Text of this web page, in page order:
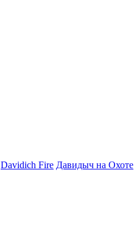
Davidich Fire Давидыч на Охоте